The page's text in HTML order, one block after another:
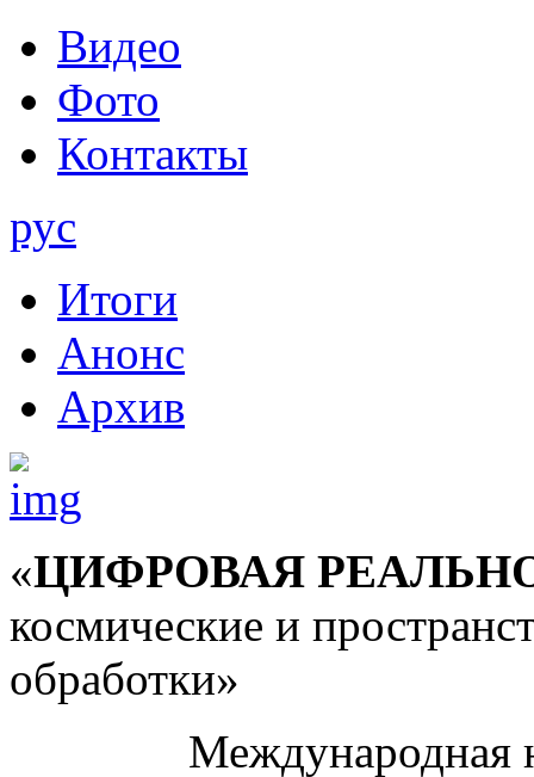
Видео
Фото
Контакты
рус
Итоги
Анонс
Архив
«ЦИФРОВАЯ
космические и
обработки»
Международная